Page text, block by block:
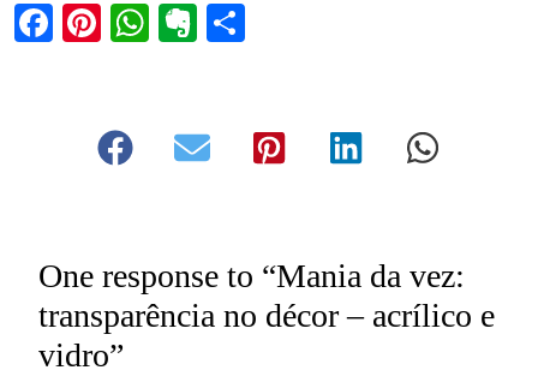
Facebook
Pinterest
WhatsApp
Evernote
One response to “Mania da vez:
transparência no décor – acrílico e
vidro”